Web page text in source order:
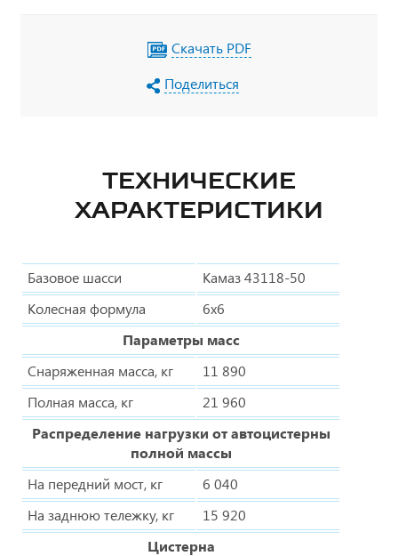
Скачать PDF
Поделиться
ТЕХНИЧЕСКИЕ
ХАРАКТЕРИСТИКИ
Базовое шасси
Камаз 43118-50
Колесная формула
6х6
Параметры масс
Снаряженная масса, кг
11 890
Полная масса, кг
21 960
Распределение нагрузки от автоцистерны
полной массы
На передний мост, кг
6 040
На заднюю тележку, кг
15 920
Цистерна